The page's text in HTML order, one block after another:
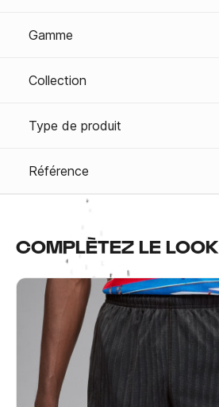
Gamme
Collection
Type de produit
Référence
COMPLÈTEZ LE LOOK